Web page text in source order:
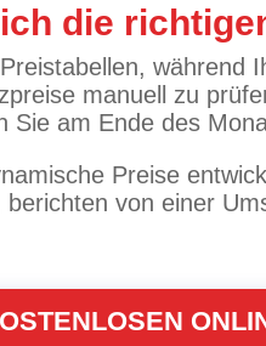
die
manuell zu
am Ende des
Preise
von einer